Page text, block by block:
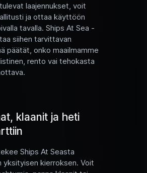
laajennukset, voit
ja ottaa käyttöön
tavalla. Ships At Sea -
siihen tarvittavan
päätät, onko maailmamme
rento vai tehokasta
klaanit ja heti
Ships At Seasta
yksityisen kierroksen. Voit